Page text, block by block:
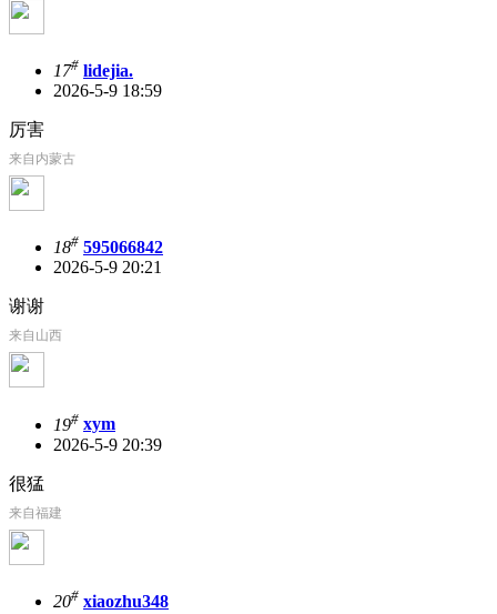
17# lidejia.
2026-5-9 18:59
厉害
来自内蒙古
18# 595066842
2026-5-9 20:21
谢谢
来自山西
19# xym
2026-5-9 20:39
很猛
来自福建
20# xiaozhu348